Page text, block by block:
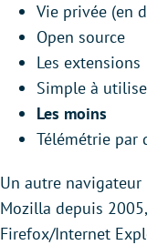
Vie privée (en
Open source
Les extensions
Simple à
Les moins
Télémétrie par
Un autre
Mozilla depuis
Firefox/Internet